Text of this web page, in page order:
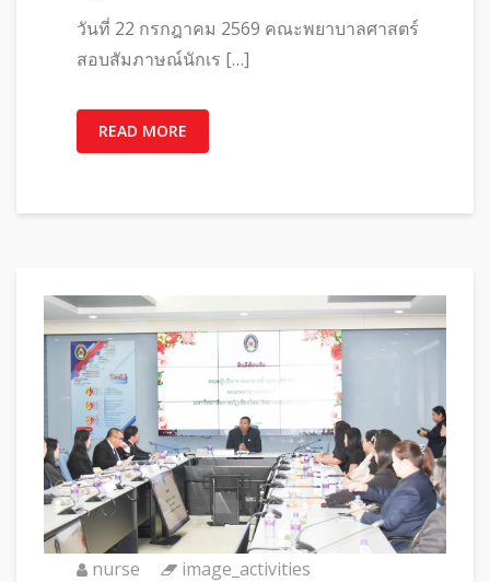
วันที่ 22 กรกฎาคม 2569 คณะพยาบาลศาสตร์
สอบสัมภาษณ์นักเร […]
READ MORE
nurse image_activities